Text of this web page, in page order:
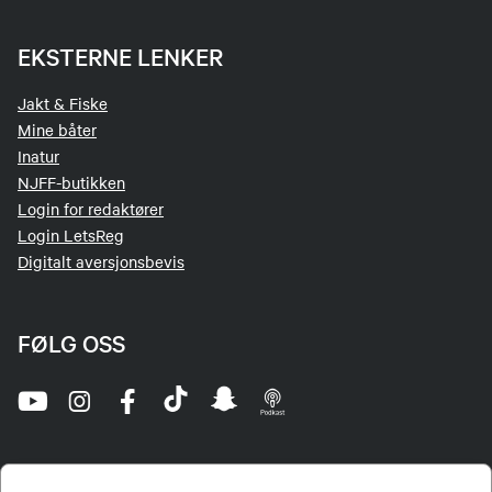
EKSTERNE LENKER
Jakt & Fiske
Mine båter
Inatur
NJFF-butikken
Login for redaktører
Login LetsReg
Digitalt aversjonsbevis
FØLG OSS